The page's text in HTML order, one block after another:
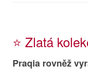
⭐️ Zlatá
Praqia rovněž